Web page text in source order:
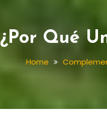
¿Por Qué
Home